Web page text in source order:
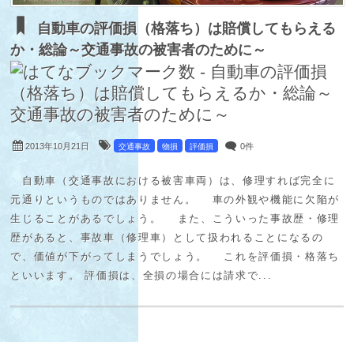
自動車の評価損（格落ち）は賠償してもらえる
か・総論～交通事故の被害者のために～
2013年10月21日 交通事故 物損 評価損 0件
自動車（交通事故における被害車両）は、修理すれば完全に
元通りというものではありません。 車の外観や機能に欠陥が
生じることがあるでしょう。 また、こういった事故歴・修理
歴があると、事故車（修理車）として扱われることになるの
で、価値が下がってしまうでしょう。 これを評価損・格落ち
といいます。 評価損は、全損の場合には請求で...